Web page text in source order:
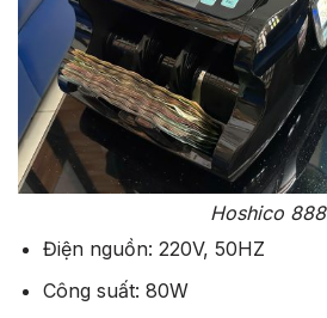
Hoshico 888
Điện nguồn: 220V, 50HZ
Công suất: 80W